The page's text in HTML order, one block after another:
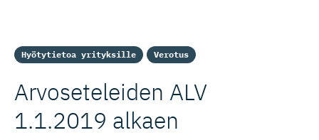
Hyötytietoa yrityksille Verotus
Arvoseteleiden ALV
1.1.2019 alkaen